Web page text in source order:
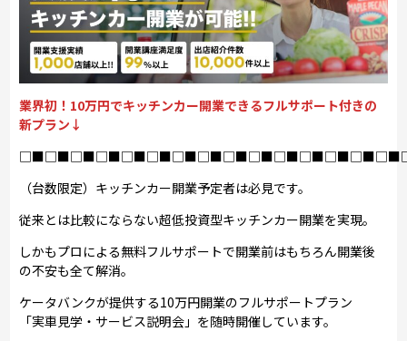
業界初！10万円でキッチンカー開業できるフルサポート付きの
新プラン↓
（台数限定）キッチンカー開業予定者は必見です。
従来とは比較にならない超低投資型キッチンカー開業を実現。
しかもプロによる無料フルサポートで開業前はもちろん開業後
の不安も全て解消。
ケータバンクが提供する10万円開業のフルサポートプラン
「実車見学・サービス説明会」を随時開催しています。